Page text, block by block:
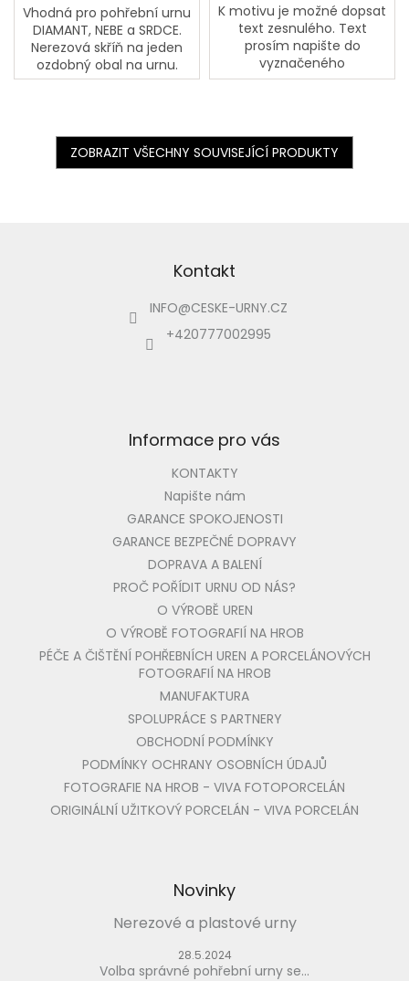
Vhodná pro pohřební urnu
DIAMANT, NEBE a SRDCE.
Nerezová skříň na jeden
ozdobný obal na urnu.
Skříňka se obvykle
zrcadlo....
K motivu je možné dopsat
text zesnulého. Text
prosím napište do
vyznačeného
okénka,,Jméno, Příjmení,
dopište případné přání a...
ZOBRAZIT VŠECHNY SOUVISEJÍCÍ PRODUKTY
Kontakt
INFO@CESKE-URNY.CZ
+420777002995
Informace pro vás
KONTAKTY
Napište nám
GARANCE SPOKOJENOSTI
GARANCE BEZPEČNÉ DOPRAVY
DOPRAVA A BALENÍ
PROČ POŘÍDIT URNU OD NÁS?
O VÝROBĚ UREN
O VÝROBĚ FOTOGRAFIÍ NA HROB
PÉČE A ČIŠTĚNÍ POHŘEBNÍCH UREN A PORCELÁNOVÝCH
FOTOGRAFIÍ NA HROB
MANUFAKTURA
SPOLUPRÁCE S PARTNERY
OBCHODNÍ PODMÍNKY
PODMÍNKY OCHRANY OSOBNÍCH ÚDAJŮ
FOTOGRAFIE NA HROB - VIVA FOTOPORCELÁN
ORIGINÁLNÍ UŽITKOVÝ PORCELÁN - VIVA PORCELÁN
Novinky
Nerezové a plastové urny
28.5.2024
Volba správné pohřební urny se...